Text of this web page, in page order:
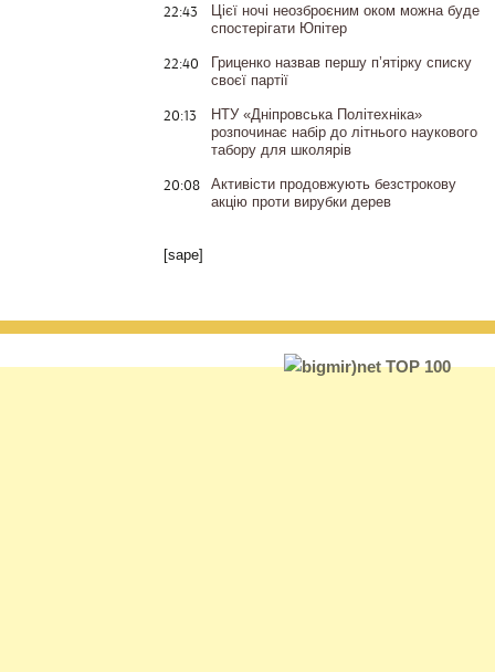
22:43
Цієї ночі неозброєним оком можна буде
спостерігати Юпітер
22:40
Гриценко назвав першу п’ятірку списку
своєї партії
20:13
НТУ «Дніпровська Політехніка»
розпочинає набір до літнього наукового
табору для школярів
20:08
Активісти продовжують безстрокову
акцію проти вирубки дерев
[sape]